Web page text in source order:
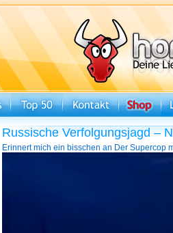
Russische Verfolgungsjagd –
Erinnert mich ein bisschen an Der Supercop